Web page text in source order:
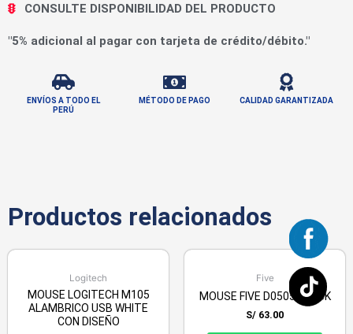
CONSULTE DISPONIBILIDAD DEL PRODUCTO
"5% adicional al pagar con tarjeta de crédito/débito."
ENVÍOS A TODO EL
PERÚ
MÉTODO DE PAGO CALIDAD GARANTIZADA
Productos relacionados
Logitech
MOUSE LOGITECH M105
ALAMBRICO USB WHITE
CON DISEÑO
Five
MOUSE FIVE D0505 BLACK
S/ 63.00